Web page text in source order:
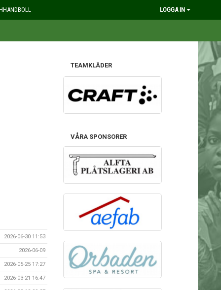
LOGGA IN
2026-06-30 11:53
2026-06-09
2026-05-25 17:27
2026-03-21 16:47
TEAMKLÄDER
VÅRA SPONSORER